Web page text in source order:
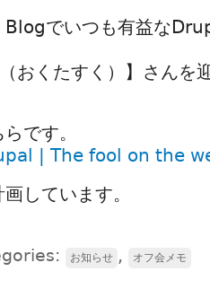
Blogでいつも有益な
おくたすく）】さんを
です。
| The fool on the
しています。
お知らせ , オフ会メモ